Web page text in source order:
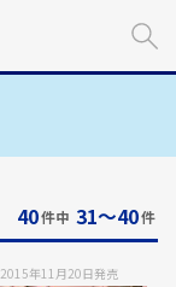
40件中 31〜40件
2015年11月20日発売